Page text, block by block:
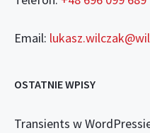
Email:
OSTATNIE WPISY
Transients w